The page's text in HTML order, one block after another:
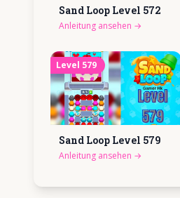
Sand Loop Level 572
Anleitung ansehen →
Level 579
Sand Loop Level 579
Anleitung ansehen →